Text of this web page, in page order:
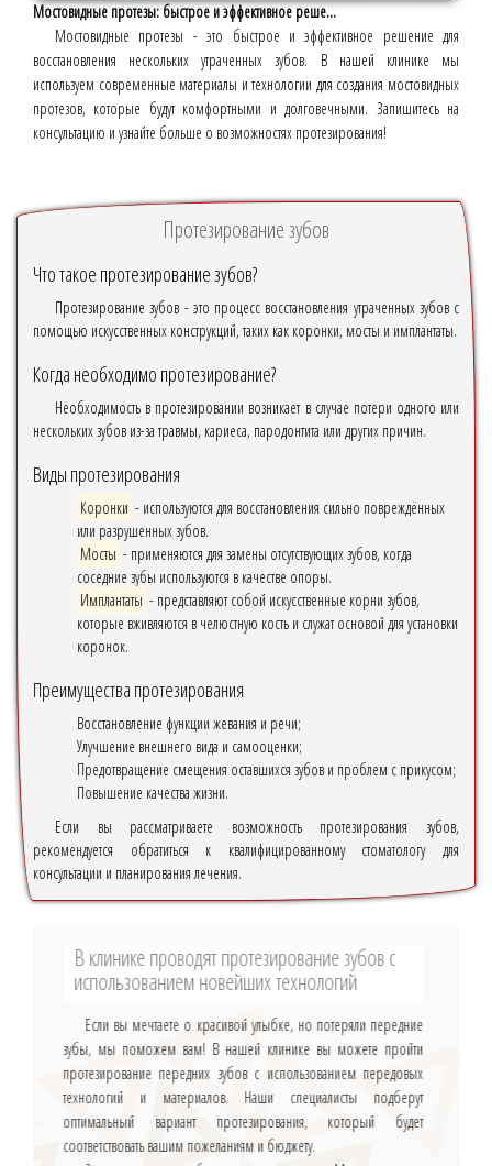
Мостовидные протезы: быстрое и эффективное реше...
Мостовидные протезы - это быстрое и эффективное решение для
восстановления нескольких утраченных зубов. В нашей клинике мы
используем современные материалы и технологии для создания мостовидных
протезов, которые будут комфортными и долговечными. Запишитесь на
консультацию и узнайте больше о возможностях протезирования!
Протезирование зубов
Что такое протезирование зубов?
Протезирование зубов - это процесс восстановления утраченных зубов с
помощью искусственных конструкций, таких как коронки, мосты и имплантаты.
Когда необходимо протезирование?
Необходимость в протезировании возникает в случае потери одного или
нескольких зубов из-за травмы, кариеса, пародонтита или других причин.
Виды протезирования
Коронки - используются для восстановления сильно повреждённых
или разрушенных зубов.
Мосты - применяются для замены отсутствующих зубов, когда
соседние зубы используются в качестве опоры.
Имплантаты - представляют собой искусственные корни зубов,
которые вживляются в челюстную кость и служат основой для установки
коронок.
Преимущества протезирования
Восстановление функции жевания и речи;
Улучшение внешнего вида и самооценки;
Предотвращение смещения оставшихся зубов и проблем с прикусом;
Повышение качества жизни.
Если вы рассматриваете возможность протезирования зубов,
рекомендуется обратиться к квалифицированному стоматологу для
консультации и планирования лечения.
В клинике проводят протезирование зубов с
использованием новейших технологий
Если вы мечтаете о красивой улыбке, но потеряли передние
зубы, мы поможем вам! В нашей клинике вы можете пройти
протезирование передних зубов с использованием передовых
технологий и материалов. Наши специалисты подберут
оптимальный вариант протезирования, который будет
соответствовать вашим пожеланиям и бюджету.